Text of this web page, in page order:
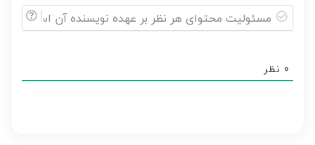
هر
0 نظر